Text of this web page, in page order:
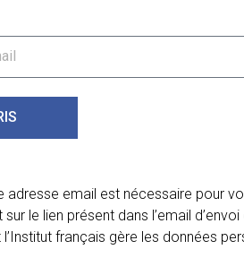
adresse email est nécessaire pour
le lien présent dans l’email
français gère les données